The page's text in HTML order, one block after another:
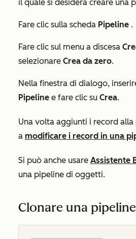
il quale si desidera creare una
Fare clic sulla scheda Pipeline .
Fare clic sul menu a discesa
selezionare Crea da zero.
Nella finestra di dialogo,
Pipeline e fare clic su Crea.
Una volta aggiunti i record
a modificare i record in una
Si può anche usare Assistente
una pipeline di oggetti.
Clonare una pipeline